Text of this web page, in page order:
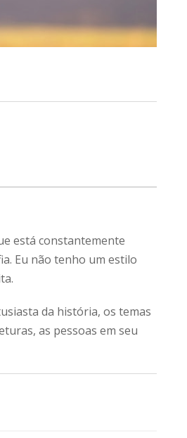
está constantemente
Eu não tenho um estilo
da história, os temas
as pessoas em seu